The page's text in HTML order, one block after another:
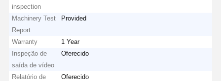
inspection
Machinery Test
Report
Provided
Warranty
1 Year
Inspeção de
saída de vídeo
Oferecido
Relatório de
Oferecido